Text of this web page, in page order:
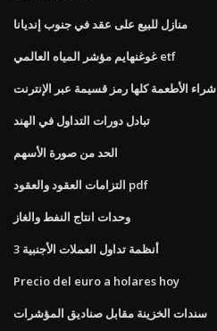
منازل للبيع على عقد في جنوب إنديانا
غوغنهايم مؤشر المياه العالمي etf
شراء الأطعمة كلها رمز قسيمة عبر الإنترنت
تبادل دورات التداول في الهند
الحد من صورة الأسهم
التزامات العقود والعقود pdf
وحدات انتاج النفط والغاز
3 أنظمة تداول العملات الأجنبية
Precio del euro a holares hoy
سندات الخزينة مقابل صناديق المؤشرات